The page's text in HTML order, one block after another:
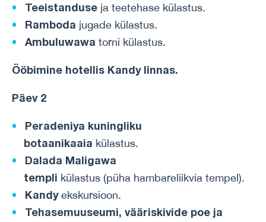
Teeistanduseja teetehase külastus.
Ramboda jugade külastus.
Ambuluwawa torni külastus.
Ööbimine hotellis Kandy linnas.
Päev 2
Peradeniya kuningliku
botaanikaaia külastus.
Dalada Maligawa
templi külastus (püha hambareliikvia tempel).
Kandyekskursioon.
Tehasemuuseumi, vääriskivide poe ja